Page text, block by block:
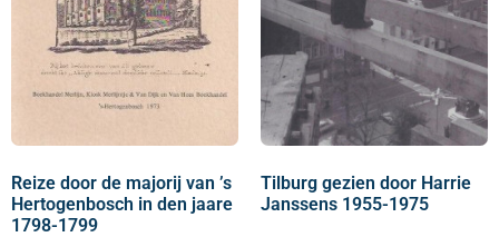
Reize door de majorij van ’s
Hertogenbosch in den jaare
1798-1799
Tilburg gezien door Harrie
Janssens 1955-1975